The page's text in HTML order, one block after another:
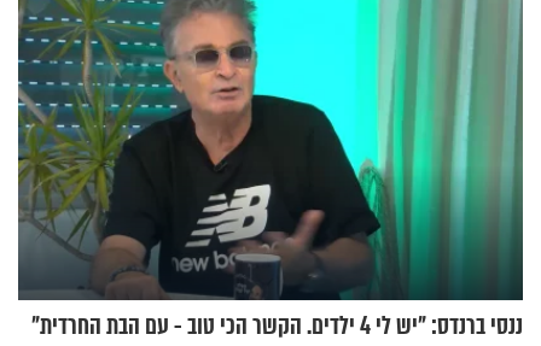
ננסי ברנדס: "יש לי 4 ילדים. הקשר הכי טוב - עם הבת החרדית"